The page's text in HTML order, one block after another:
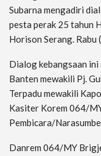
Subarna mengadiri
pesta perak 25 tahun
Horison Serang.
Dialog kebangsaan
Banten mewakili Pj.
Terpadu mewakili
Kasiter Korem 064/
Pembicara/
Danrem 064/MY